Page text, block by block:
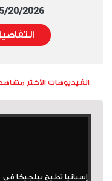
5/20/2026 التوقيت 8:00 PM
الفيديوهات الأكثر
إسبانيا تطيح ببلجيكا في